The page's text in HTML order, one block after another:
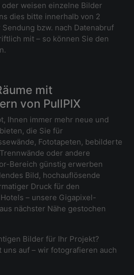
weisen einzelne Bilder
dies bitte innerhalb von 2
bzw. nach Datenabruf
mit – so können Sie den
mit
von PullPIX
Ihnen immer mehr neue und
die Sie für
Fototapeten, bebilderte
oder andere
Bereich günstig erwerben
Bild, hochauflösende
Druck für den
– unsere Gigapixel-
nächster Nähe gestochen
Bilder für Ihr Projekt?
uns auf – wir fotografieren auch